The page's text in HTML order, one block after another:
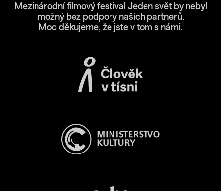
Mezinárodní filmový festival Jeden svět by nebyl
možný bez podpory našich partnerů.
Moc děkujeme, že jste v tom s námi.